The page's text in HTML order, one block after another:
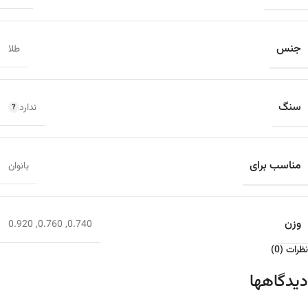
جنس طلا
سنگ ندارد
مناسب برای بانوان
وزن 0.740
,
0.760
,
0.920
نظرات (0)
دیدگاهها